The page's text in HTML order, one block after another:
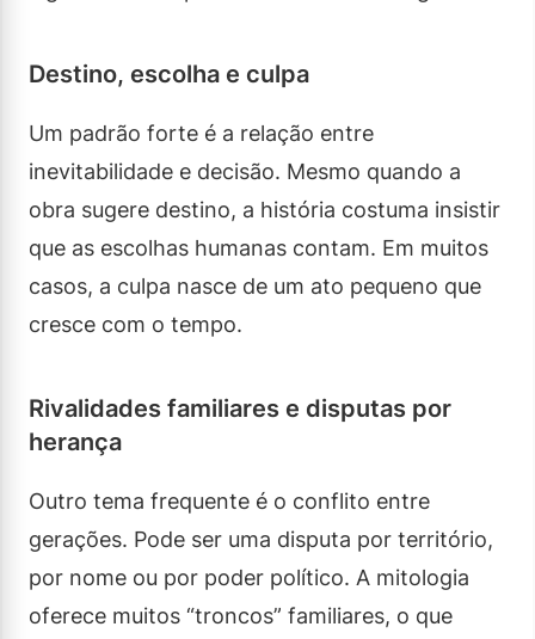
Destino, escolha e culpa
Um padrão forte é a relação entre
inevitabilidade e decisão. Mesmo quando a
obra sugere destino, a história costuma insistir
que as escolhas humanas contam. Em muitos
casos, a culpa nasce de um ato pequeno que
cresce com o tempo.
Rivalidades familiares e disputas por
herança
Outro tema frequente é o conflito entre
gerações. Pode ser uma disputa por território,
por nome ou por poder político. A mitologia
oferece muitos “troncos” familiares, o que